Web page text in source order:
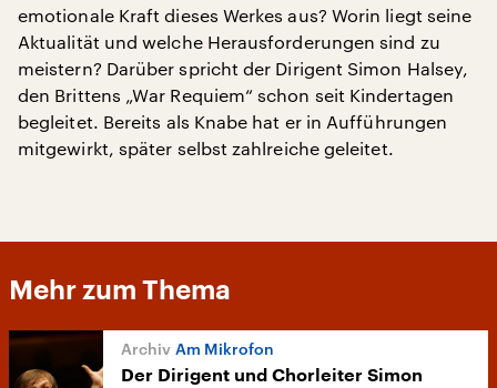
emotionale Kraft dieses Werkes aus? Worin liegt seine
Aktualität und welche Herausforderungen sind zu
meistern? Darüber spricht der Dirigent Simon Halsey,
den Brittens „War Requiem“ schon seit Kindertagen
begleitet. Bereits als Knabe hat er in Aufführungen
mitgewirkt, später selbst zahlreiche geleitet.
Mehr zum Thema
Am Mikrofon
Der Dirigent und Chorleiter Simon